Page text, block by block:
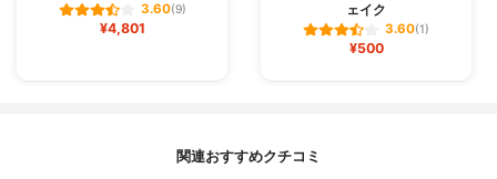
3.60(9)
¥4,801
ェイク
3.60(1)
¥500
関連おすすめクチコミ